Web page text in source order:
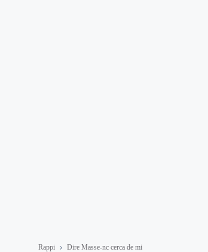
Rappi Dire Masse-nc cerca de mi